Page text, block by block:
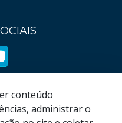
conteúdo
administrar o